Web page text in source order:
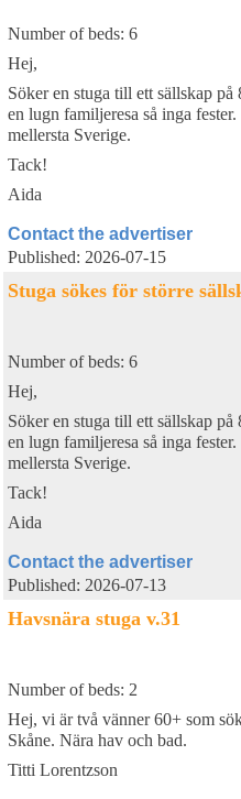
Number of beds: 6
Hej,
Söker en stuga till ett sällskap
en lugn familjeresa så inga
mellersta Sverige.
Tack!
Aida
Contact the advertiser
Published: 2026-07-15
Stuga sökes för större
Number of beds: 6
Hej,
Söker en stuga till ett sällskap
en lugn familjeresa så inga
mellersta Sverige.
Tack!
Aida
Contact the advertiser
Published: 2026-07-13
Havsnära stuga v.31
Number of beds: 2
Hej, vi är två vänner 60+ som
Skåne. Nära hav och bad.
Titti Lorentzson